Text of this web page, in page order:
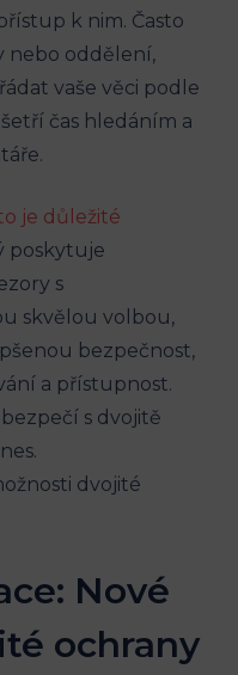
k nim. Často
nebo oddělení,
vaše věci podle
čas hledáním a
je důležité
poskytuje
s
skvělou volbou,
bezpečnost,
a přístupnost.
s dvojitě
Nové
ochrany